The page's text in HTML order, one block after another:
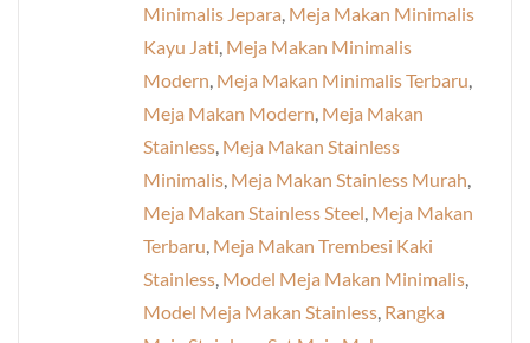
Minimalis Jepara Meja Makan Minimalis
Kayu Jati Meja Makan Minimalis
Modern Meja Makan Minimalis Terbaru
Meja Makan Modern Meja Makan
Stainless Meja Makan Stainless
Minimalis Meja Makan Stainless Murah
Meja Makan Stainless Steel Meja Makan
Terbaru Meja Makan Trembesi Kaki
Stainless Model Meja Makan Minimalis
Model Meja Makan Stainless Rangka